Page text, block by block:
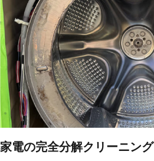
家電の完全分解クリーニング